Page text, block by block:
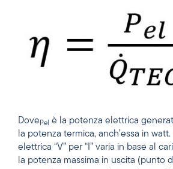
Dove Pel è la potenza elettrica
la potenza termica, anch’essa in
elettrica “V” per “I” varia in base al
la potenza massima in uscita (punto